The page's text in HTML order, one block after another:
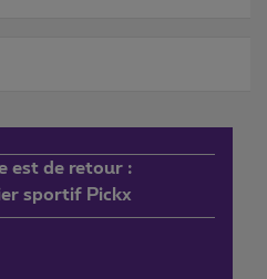
est de retour :
sportif Pickx